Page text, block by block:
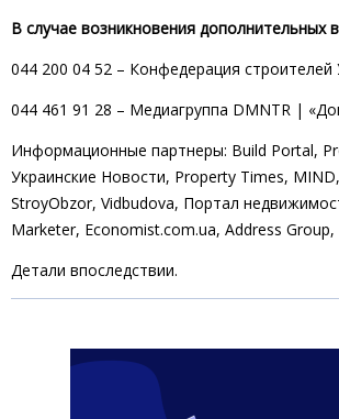
В случае возникновения дополнительных
044 200 04 52 – Конфедерация строителей
044 461 91 28 – Медиагруппа DMNTR |
Информационные партнеры: Build Portal,
Украинские Новости, Property Times,
StroyObzor, Vidbudova, Портал
Marketer, Economist.com.ua, Address
Детали впоследствии.